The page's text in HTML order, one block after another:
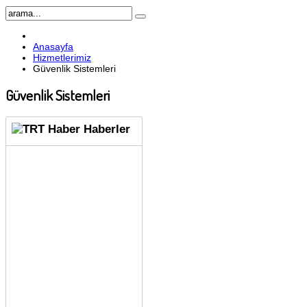
Anasayfa
Hizmetlerimiz
Güvenlik Sistemleri
Güvenlik Sistemleri